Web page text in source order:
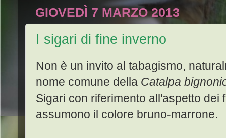
GIOVEDÌ 7 MARZO 2013
I sigari di fine inverno
Non è un invito al tabagismo,
nome comune della Catalpa
Sigari con riferimento all'aspetto dei
assumono il colore bruno-marrone.